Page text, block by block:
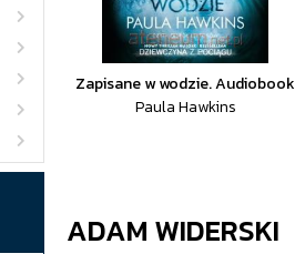
Zapisane w wodzie. Audiobook
Paula Hawkins
ADAM WIDERSKI